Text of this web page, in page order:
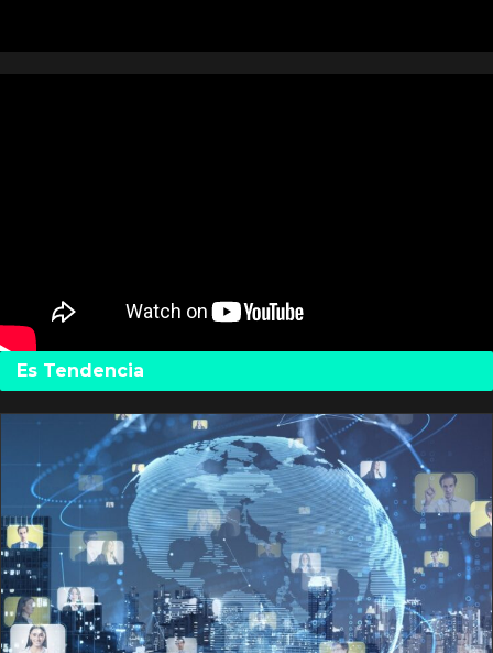
Es Tendencia